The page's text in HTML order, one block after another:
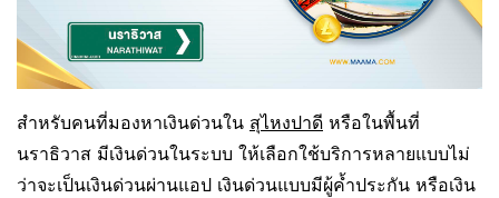
สำหรับคนที่มองหาเงินด่วนใน สุไหงปาดี หรือในพื้นที่
นราธิวาส มีเงินด่วนในระบบ ให้เลือกใช้บริการหลายแบบไม่
ว่าจะเป็นเงินด่วนผ่านแอป เงินด่วนแบบมีผู้ค้ำประกัน หรือเงิน